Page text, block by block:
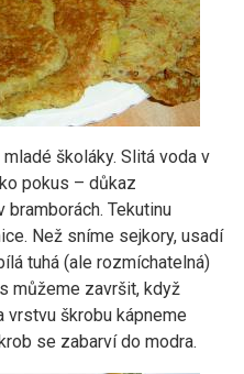
školáky. Slitá voda v
pokus – důkaz
Tekutinu
Než sníme sejkory, usadí
tuhá (ale rozmíchatelná)
můžeme završit, když
vrstvu škrobu kápneme
se zabarví do modra.